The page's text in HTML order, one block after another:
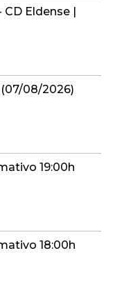
Eldense |
08/2026)
19:00h
18:00h